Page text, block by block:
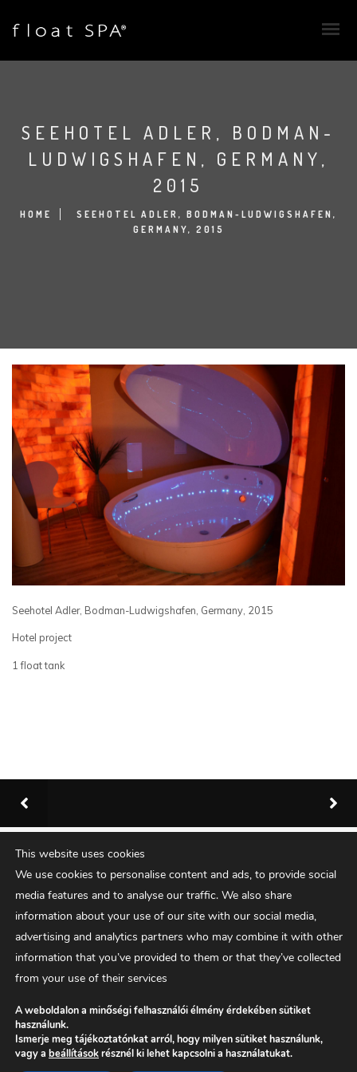
SEEHOTEL ADLER, BODMAN-
LUDWIGSHAFEN, GERMANY,
2015
HOME
SEEHOTEL ADLER, BODMAN-LUDWIGSHAFEN,
GERMANY, 2015
Seehotel Adler, Bodman-Ludwigshafen, Germany, 2015
Hotel project
1 float tank
This website uses cookies
We use cookies to personalise content and ads, to provide social
media features and to analyse our traffic. We also share
information about your use of our site with our social media,
advertising and analytics partners who may combine it with other
information that you’ve provided to them or that they’ve collected
from your use of their services
A weboldalon a minőségi felhasználói élmény érdekében sütiket
használunk.
Ismerje meg tájékoztatónkat arról, hogy milyen sütiket használunk,
vagy a beállításokrésznél ki lehet kapcsolni a használatukat.